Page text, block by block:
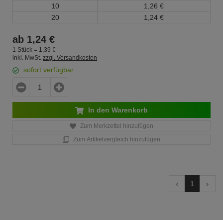
10
1, 26 €
20
1, 24 €
ab 1,24 €
1 Stück = 1, 39 €
inkl. MwSt. zzgl. Versandkosten
sofort verfügbar
In den Warenkorb
Zum Merkzettel hinzufügen
Zum Artikelvergleich hinzufügen
1